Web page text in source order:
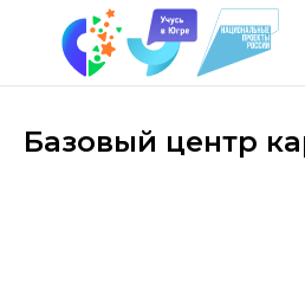
Базовый центр